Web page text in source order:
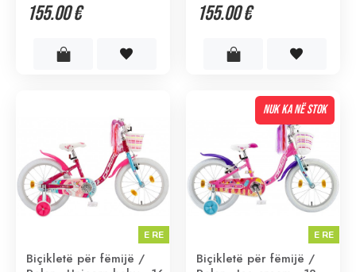
155.00 € 155.00 €
E RE
Biçikletë për fëmijë /
E RE
NUK KA NË STOK
Biçikletë për fëmijë /